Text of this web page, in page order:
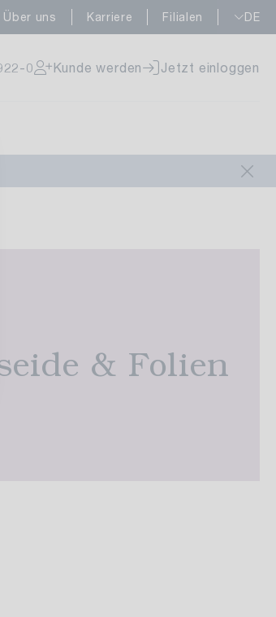
Über uns Karriere Filialen DE
0 Kunde werden Jetzt einloggen
& Folien